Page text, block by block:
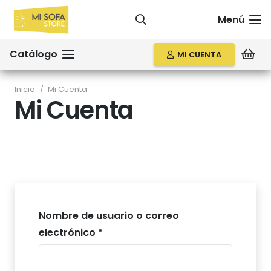
Menú
Catálogo MI CUENTA
Inicio / Mi Cuenta
Mi Cuenta
Nombre de usuario o correo
electrónico *